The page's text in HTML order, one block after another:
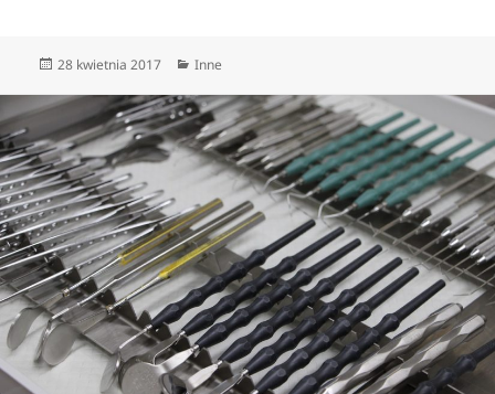
Data
28 kwietnia 2017 Kategorie
Inne